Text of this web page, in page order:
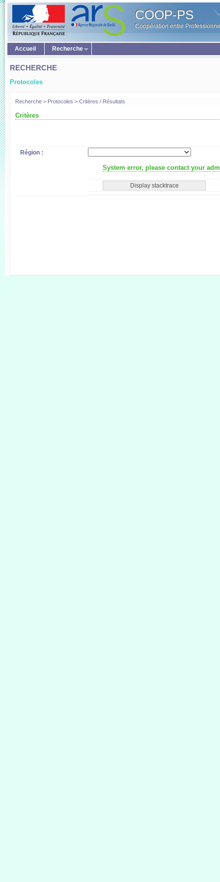
COOP-PS
Coopération entre
Accueil Recherche
RECHERCHE
Protocoles
Recherche > Protocoles > Critères / Résultats
Critères
Région :
System error, please contact your